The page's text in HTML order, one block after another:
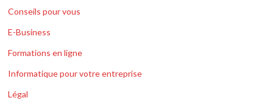
Conseils pour vous
E-Business
Formations en ligne
Informatique pour votre entreprise
Légal